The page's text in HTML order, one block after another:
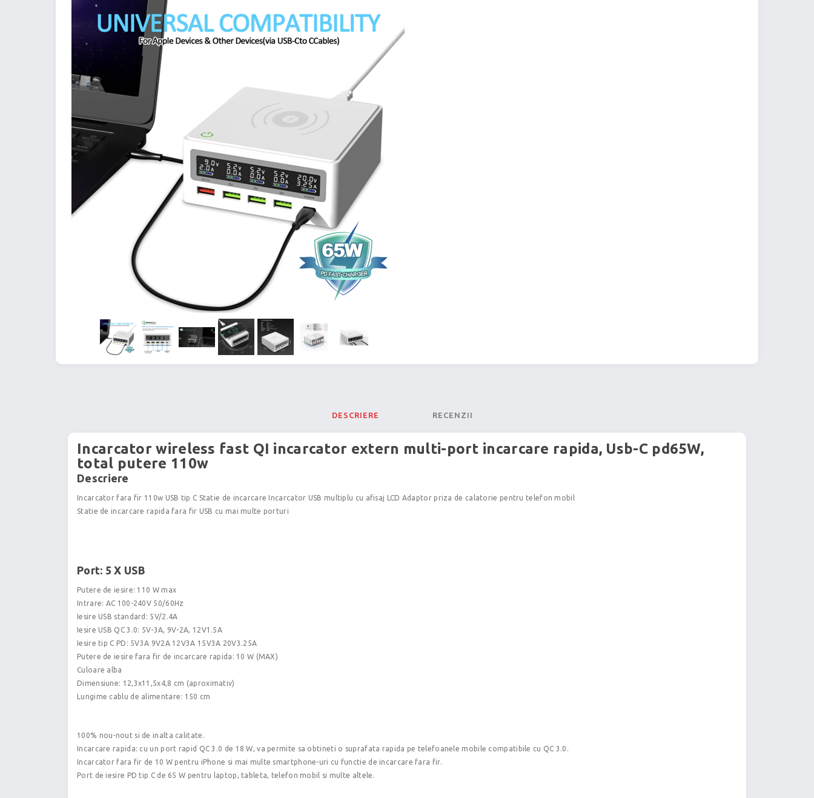
DESCRIERE RECENZII
Incarcator wireless fast QI incarcator extern multi-port incarcare rapida, Usb-C pd65W,
total putere 110w
Descriere
Incarcator fara fir 110w USB tip C Statie de incarcare Incarcator USB multiplu cu afisaj LCD Adaptor priza de calatorie pentru telefon mobil
Statie de incarcare rapida fara fir USB cu mai multe porturi
Port: 5 X USB
Putere de iesire: 110 W max
Intrare: AC 100-240V 50/60Hz
Iesire USB standard: 5V/2.4A
Iesire USB QC 3.0: 5V-3A, 9V-2A, 12V1.5A
Iesire tip C PD: 5V3A 9V2A 12V3A 15V3A 20V3.25A
Putere de iesire fara fir de incarcare rapida: 10 W (MAX)
Culoare alba
Dimensiune: 12,3x11,5x4,8 cm (aproximativ)
Lungime cablu de alimentare: 150 cm
100% nou-nout si de inalta calitate.
Incarcare rapida: cu un port rapid QC 3.0 de 18 W, va permite sa obtineti o suprafata rapida pe telefoanele mobile compatibile cu QC 3.0.
Incarcator fara fir de 10 W pentru iPhone si mai multe smartphone-uri cu functie de incarcare fara fir.
Port de iesire PD tip C de 65 W pentru laptop, tableta, telefon mobil si multe altele.